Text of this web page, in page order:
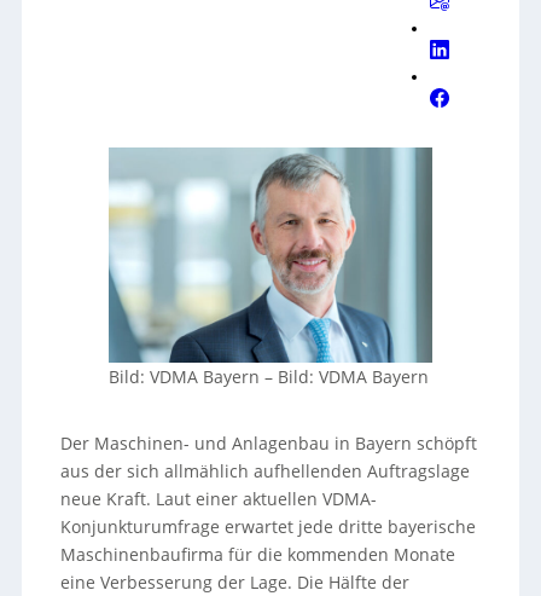
Bild: VDMA Bayern – Bild: VDMA Bayern
Der Maschinen- und Anlagenbau in Bayern schöpft
aus der sich allmählich aufhellenden Auftragslage
neue Kraft. Laut einer aktuellen VDMA-
Konjunkturumfrage erwartet jede dritte bayerische
Maschinenbaufirma für die kommenden Monate
eine Verbesserung der Lage. Die Hälfte der